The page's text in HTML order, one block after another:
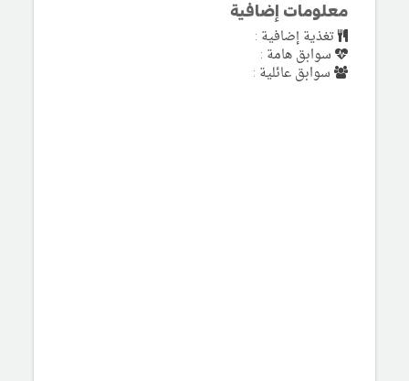
معلومات إضافية
تغذية إضافية :
سوابق هامة :
سوابق عائلية :